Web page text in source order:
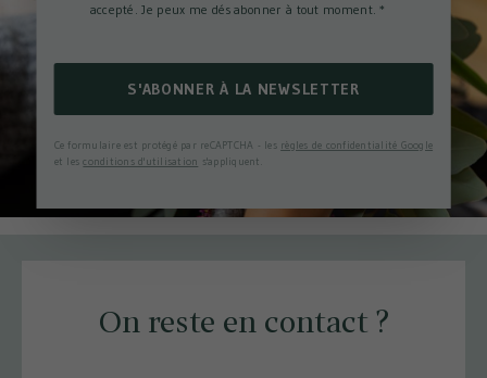
On reste en contact ?
accepté. Je peux me désabonner à tout moment.*
S'ABONNER À LA NEWSLETTER
Ce formulaire est protégé par reCAPTCHA - les règles de confidentialité Google
et lesconditions d'utilisation s'appliquent.